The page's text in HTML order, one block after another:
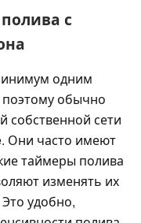
с
одним
обычно
собственной сети
Они часто имеют
таймеры полива
изменять их
удобно,